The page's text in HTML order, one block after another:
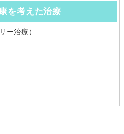
を考えた治療
ー治療）